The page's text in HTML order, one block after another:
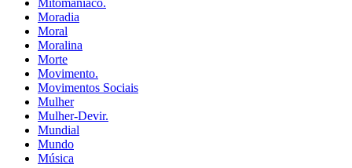
Mitomaníaco.
Moradia
Moral
Moralina
Morte
Movimento.
Movimentos Sociais
Mulher
Mulher-Devir.
Mundial
Mundo
Música